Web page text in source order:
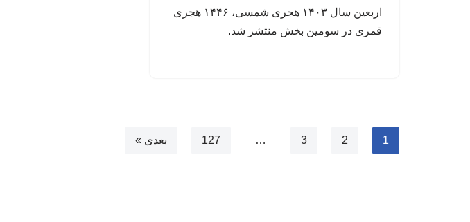
اربعین سال ۱۴۰۳ هجری شمسی، ۱۴۴۶ هجری
قمری در سومین بخش منتشر شد.
1
2
3
…
127 بعدی »